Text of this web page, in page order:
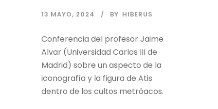
13 MAYO, 2024 BY HIBERUS
Conferencia del profesor Jaime
Alvar (Universidad Carlos III de
Madrid) sobre un aspecto de la
iconografía y la figura de Atis
dentro de los cultos metróacos.